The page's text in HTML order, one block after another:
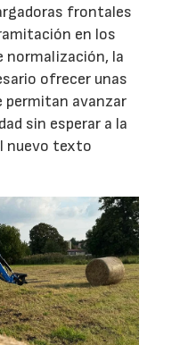
frontales
en los
normalización, la
ofrecer unas
permitan avanzar
sin esperar a la
nuevo texto